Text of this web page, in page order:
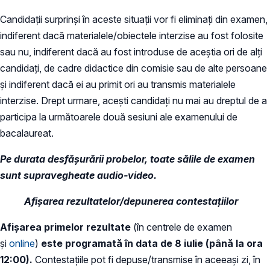
Candidații surprinși în aceste situații vor fi eliminați din examen,
indiferent dacă materialele/obiectele interzise au fost folosite
sau nu, indiferent dacă au fost introduse de aceștia ori de alți
candidați, de cadre didactice din comisie sau de alte persoane
și indiferent dacă ei au primit ori au transmis materialele
interzise. Drept urmare, acești candidați nu mai au dreptul de a
participa la următoarele două sesiuni ale examenului de
bacalaureat.
Pe durata desfășurării probelor, toate sălile de examen
sunt supravegheate audio-video.
Afișarea rezultatelor/depunerea contestațiilor
Afișarea primelor rezultate (în centrele de examen
și online) este programată în data de 8 iulie (până la ora
12:00). Contestațiile pot fi depuse/transmise în aceeași zi, în